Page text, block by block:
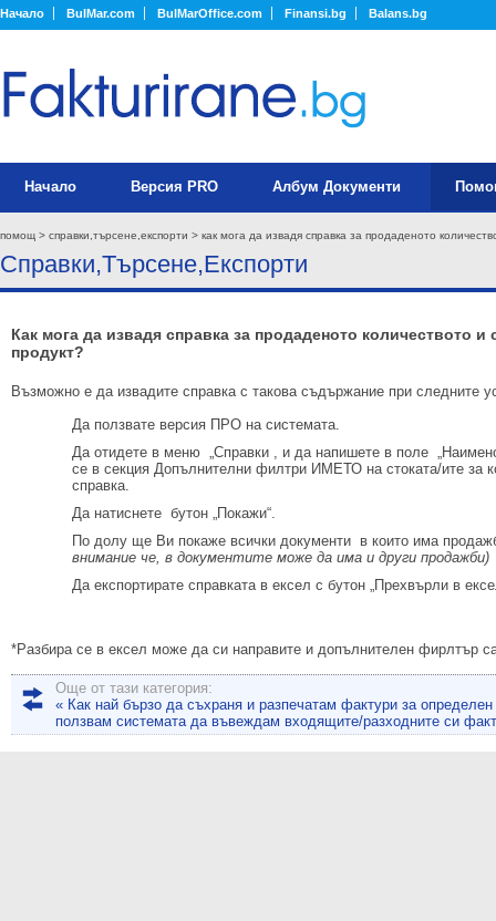
Начало BulMar.com BulMarOffice.com Finansi.bg Balans.bg
Начало Версия PRO Албум Документи
помощ > справки,търсене,експорти > как мога да извадя справка за продаденото
Справки,Търсене,Експорти
Как мога да извадя справка за продаденото количеството и
продукт?
Възможно е да извадите справка с такова съдържание при следните
Да ползвате версия ПРО на системата.
Да отидете в меню „Справки , и да напишете в поле
се в секция Допълнителни филтри ИМЕТО на стоката/ите за
справка.
Да натиснете бутон „Покажи“.
По долу ще Ви покаже всички документи в които има
внимание че, в документите може да има и други продажби)
Да експортирате справката в ексел с бутон „Прехвърли в
*Разбира се в ексел може да си направите и допълнителен фирлтър
Още от тази категория:
« Как най бързо да съхраня и разпечатам фактури за
ползвам системата да въвеждам входящите/разходните си